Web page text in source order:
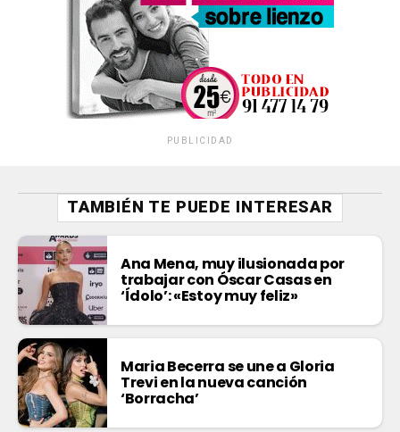
PUBLICIDAD
TAMBIÉN TE PUEDE INTERESAR
Ana Mena, muy ilusionada por
trabajar con Óscar Casas en
‘Ídolo’: «Estoy muy feliz»
Maria Becerra se une a Gloria
Trevi en la nueva canción
‘Borracha’